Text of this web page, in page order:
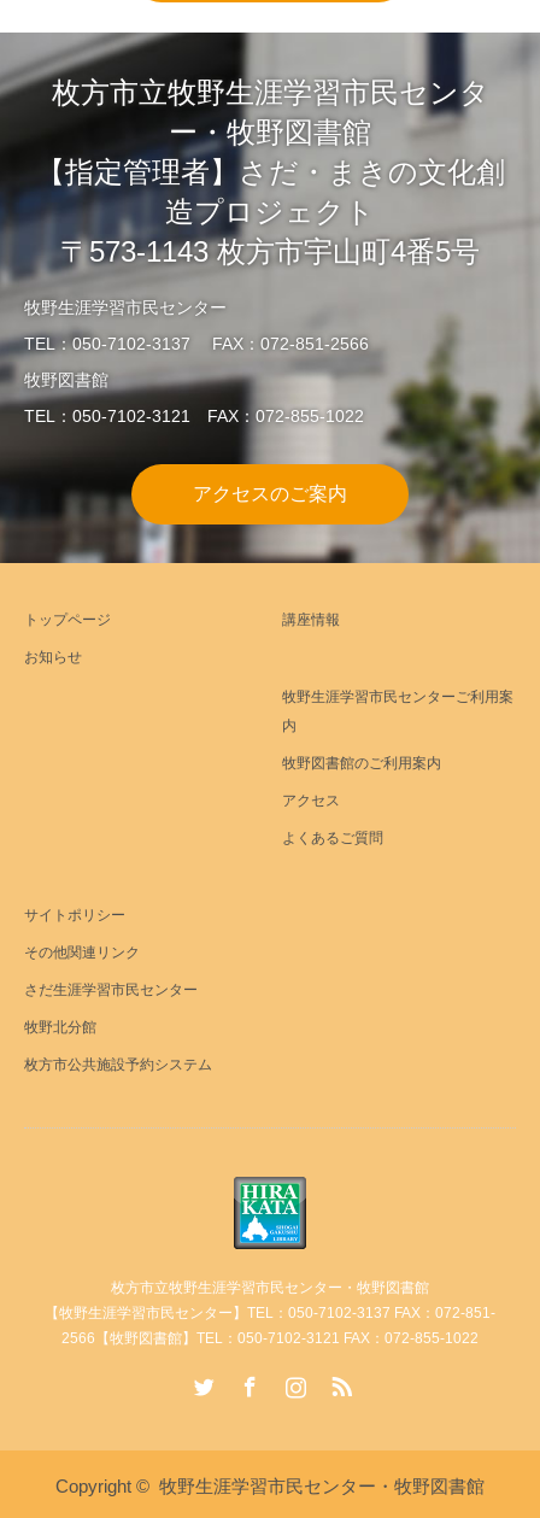
枚方市立牧野生涯学習市民センタ
ー・牧野図書館
【指定管理者】さだ・まきの文化創
造プロジェクト
〒573-1143 枚方市宇山町4番5号
牧野生涯学習市民センター
TEL：050-7102-3137 FAX：072-851-2566
牧野図書館
TEL：050-7102-3121 FAX：072-855-1022
アクセスのご案内
トップページ
お知らせ
講座情報
牧野生涯学習市民センターご利用案
内
牧野図書館のご利用案内
アクセス
よくあるご質問
サイトポリシー
その他関連リンク
さだ生涯学習市民センター
牧野北分館
枚方市公共施設予約システム
枚方市立牧野生涯学習市民センター・牧野図書館
【牧野生涯学習市民センター】TEL：050-7102-3137 FAX：072-851-
2566【牧野図書館】TEL：050-7102-3121 FAX：072-855-1022
Copyright © 牧野生涯学習市民センター・牧野図書館